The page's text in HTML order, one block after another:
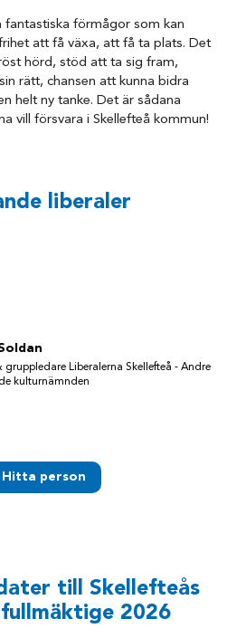
fantastiska förmågor som kan
att få växa, att få ta plats. Det
hörd, stöd att ta sig fram,
rätt, chansen att kunna bidra
helt ny tanke. Det är sådana
vill försvara i Skellefteå kommun!
liberaler
gruppledare Liberalerna Skellefteå - Andre
kulturnämnden
Hitta person
till Skellefteås
2026